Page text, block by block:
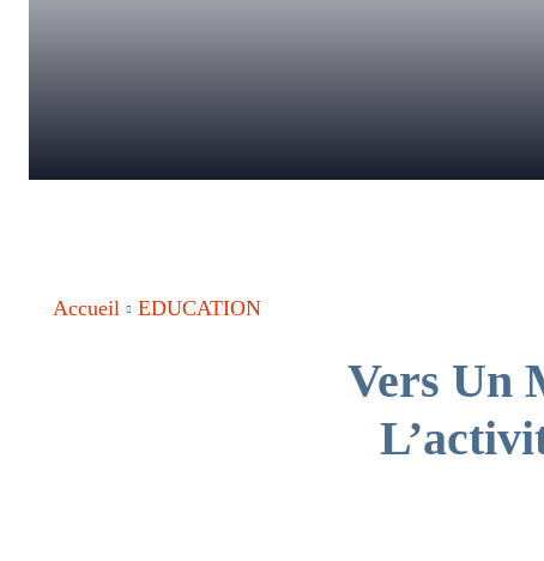
Accueil EDUCATION
Vers Un